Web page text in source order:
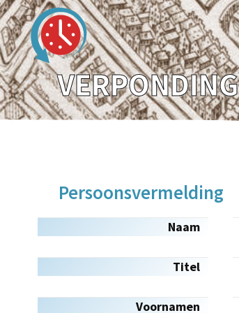
Persoonsvermelding
Naam
Titel
Voornamen